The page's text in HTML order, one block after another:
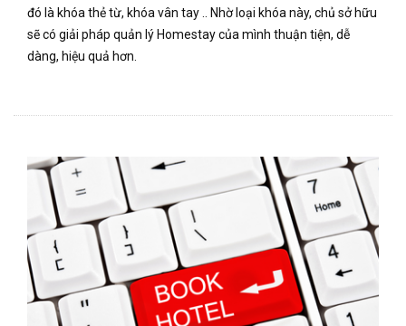
đó là khóa thẻ từ, khóa vân tay .. Nhờ loại khóa này, chủ sở hữu
sẽ có giải pháp quản lý Homestay của mình thuận tiện, dễ
dàng, hiệu quả hơn.